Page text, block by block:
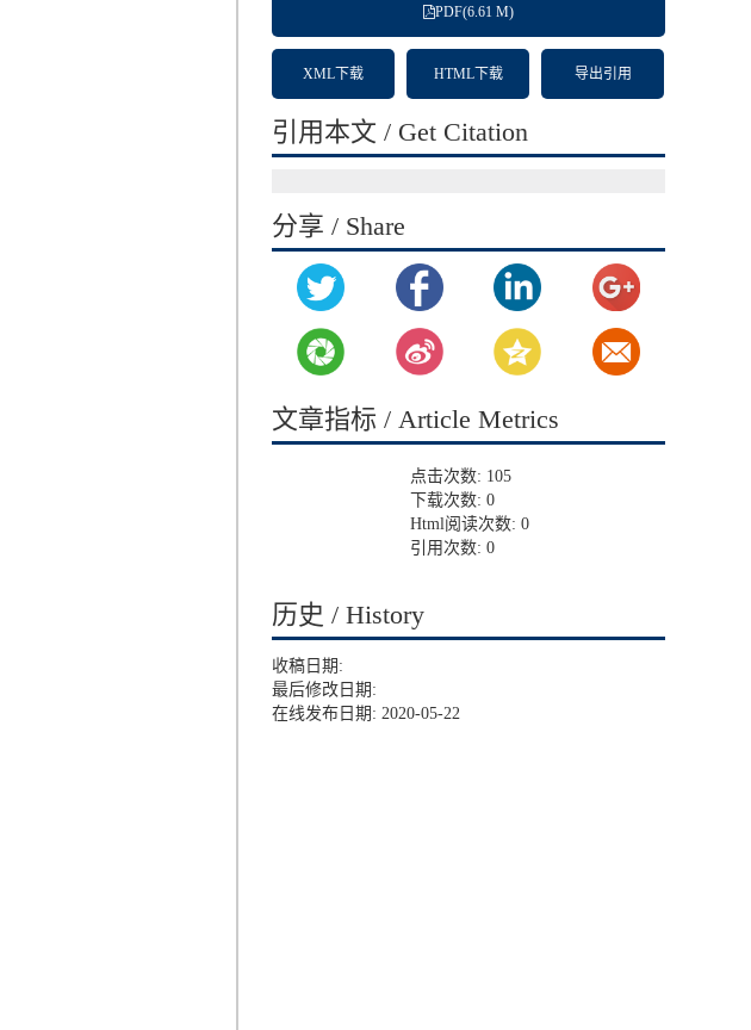
PDF(6.61 M)
XML下载 HTML下载 导出引用
引用本文 / Get Citation
分享 / Share
文章指标 / Article Metrics
点击次数: 105
下载次数: 0
Html阅读次数: 0
引用次数: 0
历史 / History
收稿日期:
最后修改日期:
在线发布日期: 2020-05-22